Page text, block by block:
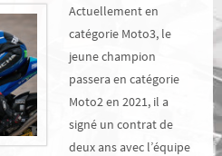
Actuellement en
catégorie Moto3, le
jeune champion
passera en catégorie
Moto2 en 2021, il a
signé un contrat de
deux ans avec l’équipe